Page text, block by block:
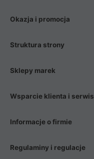
Okazja i promocja
Struktura strony
Sklepy marek
Wsparcie klienta i serwis
Informacje o firmie
Regulaminy i regulacje